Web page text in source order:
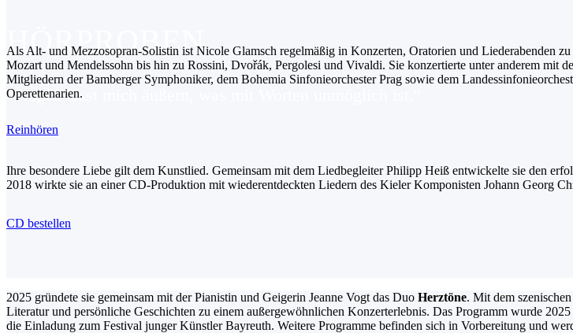
HÖRPROBEN
"Singen lässt mich äußern, was mit Worten unmöglich ist."
Reinhören
Als Alt- und Mezzosopran-Solistin ist Nicole Glamsch regelmäßig in Konzerten, Oratorien und Liederabenden
Mozart und Mendelssohn bis hin zu Rossini, Dvořák, Pergolesi und Vivaldi. Sie konzertierte unter anderem mit
Mitgliedern der Bamberger Symphoniker, dem Bohemia Sinfonieorchester Prag sowie dem
Operettenarien.
Ihre besondere Liebe gilt dem Kunstlied. Gemeinsam mit dem Liedbegleiter Philipp Heiß entwickelte sie den
2018 wirkte sie an einer CD-Produktion mit wiederentdeckten Liedern des Kieler Komponisten Johann Georg
CD bestellen
2025 gründete sie gemeinsam mit der Pianistin und Geigerin Jeanne Vogt das Duo Herztöne. Mit dem
Literatur und persönliche Geschichten zu einem außergewöhnlichen Konzerterlebnis. Das Programm wurde
die Einladung zum Festival junger Künstler Bayreuth. Weitere Programme befinden sich in Vorbereitung und